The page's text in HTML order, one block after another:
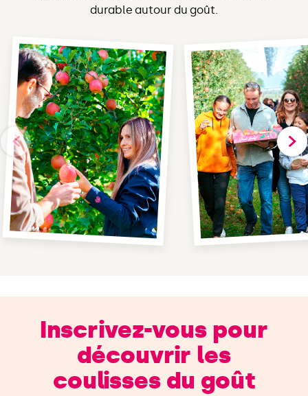
durable autour du goût.
Inscrivez-vous pour
découvrir les
coulisses du goût